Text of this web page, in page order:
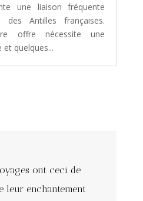
une liaison fréquente
Antilles françaises.
offre nécessite une
quelques...
ont ceci de
leur enchantement